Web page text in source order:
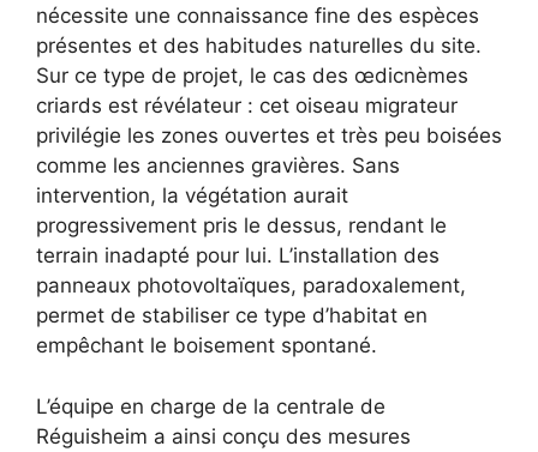
nécessite une connaissance fine des espèces
présentes et des habitudes naturelles du site.
Sur ce type de projet, le cas des œdicnèmes
criards est révélateur : cet oiseau migrateur
privilégie les zones ouvertes et très peu boisées
comme les anciennes gravières. Sans
intervention, la végétation aurait
progressivement pris le dessus, rendant le
terrain inadapté pour lui. L’installation des
panneaux photovoltaïques, paradoxalement,
permet de stabiliser ce type d’habitat en
empêchant le boisement spontané.
L’équipe en charge de la centrale de
Réguisheim a ainsi conçu des mesures